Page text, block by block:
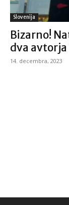
Slovenija
Bizarno!
dva
14. decembra, 2023